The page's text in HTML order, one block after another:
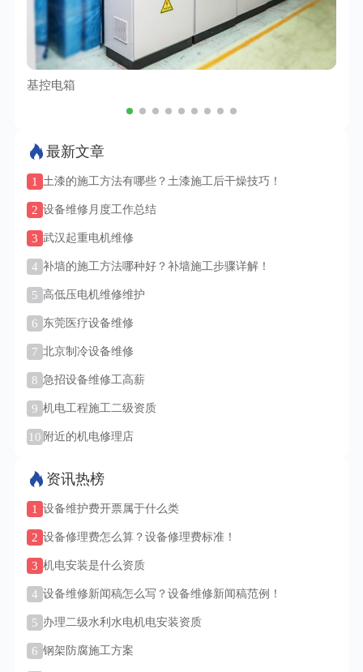
基控电箱
最新文章
1 土漆的施工方法有哪些？土漆施工后干燥技巧！
2 设备维修月度工作总结
3 武汉起重电机维修
4 补墙的施工方法哪种好？补墙施工步骤详解！
5 高低压电机维修维护
6 东莞医疗设备维修
7 北京制冷设备维修
8 急招设备维修工高薪
9 机电工程施工二级资质
10 附近的机电修理店
资讯热榜
1 设备维护费开票属于什么类
2 设备修理费怎么算？设备修理费标准！
3 机电安装是什么资质
4 设备维修新闻稿怎么写？设备维修新闻稿范例！
5 办理二级水利水电机电安装资质
6 钢架防腐施工方案